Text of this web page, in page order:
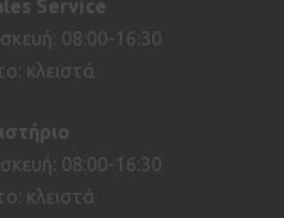
Service
08:00-16:30
κλειστά
08:00-16:30
κλειστά